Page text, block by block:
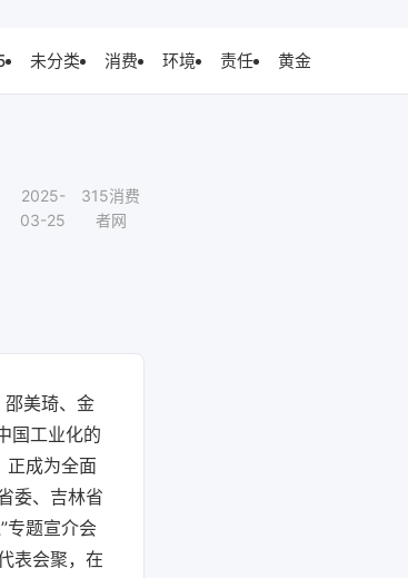
未分类 消费 环境 责任 黄金
2025-
03-25
315消费
者网
邵美琦、金
国工业化的
正成为全面
委、吉林省
专题宣介会
表会聚，在